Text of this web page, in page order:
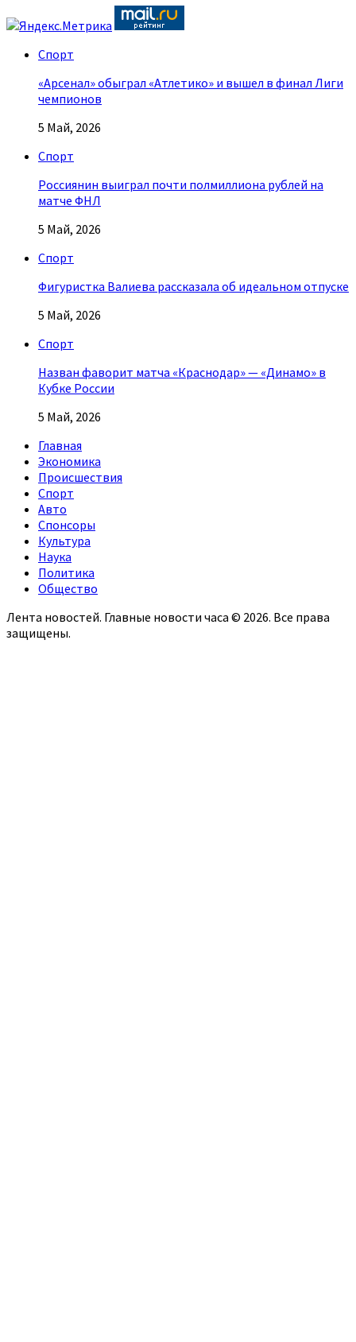
Спорт
«Арсенал» обыграл «Атлетико» и вышел в финал Лиги
чемпионов
5 Май, 2026
Спорт
Россиянин выиграл почти полмиллиона рублей на
матче ФНЛ
5 Май, 2026
Спорт
Фигуристка Валиева рассказала об идеальном отпуске
5 Май, 2026
Спорт
Назван фаворит матча «Краснодар» — «Динамо» в
Кубке России
5 Май, 2026
Главная
Экономика
Происшествия
Спорт
Авто
Спонсоры
Культура
Наука
Политика
Общество
Лента новостей. Главные новости часа © 2026. Все права
защищены.